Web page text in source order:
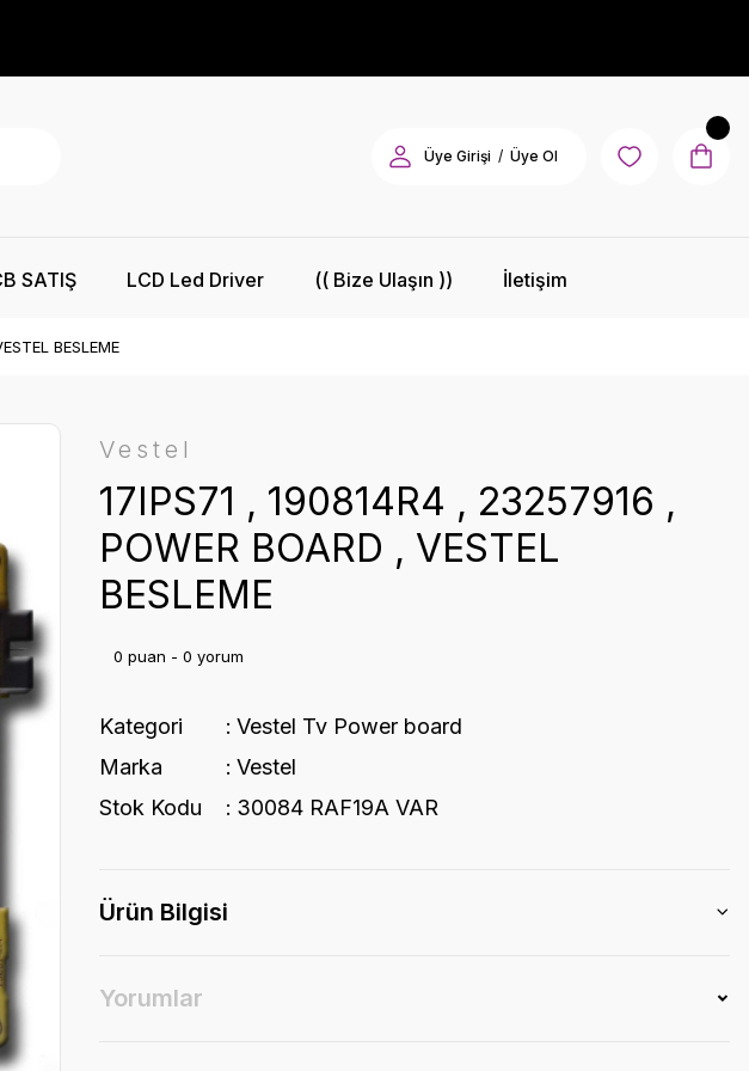
Üye Girişi / Üye Ol
SATIŞ LCD Led Driver (( Bize Ulaşın )) İletişim
BESLEME
Vestel
17IPS71 , 190814R4 , 23257916 ,
POWER BOARD , VESTEL
BESLEME
0 puan - 0 yorum
Kategori
Vestel Tv Power board
Marka
Vestel
Stok Kodu
30084 RAF19A VAR
Ürün Bilgisi
Yorumlar